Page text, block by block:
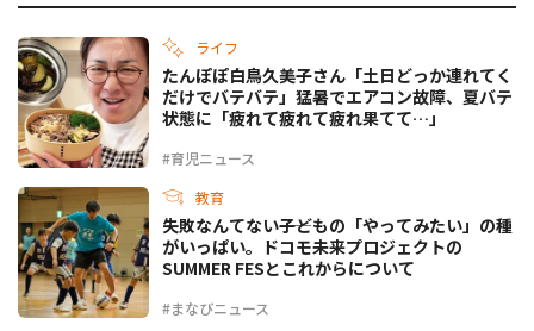
ライフ
#育児ニュース
たんぽぽ白鳥久美子さん「土日どっか連れてく
だけでバテバテ」猛暑でエアコン故障、夏バテ
状態に「疲れて疲れて疲れ果てて…」
教育
#まなびニュース
失敗なんてない――子どもの「やってみたい」の種
がいっぱい。ドコモ未来プロジェクトの
SUMMER FESとこれからについて